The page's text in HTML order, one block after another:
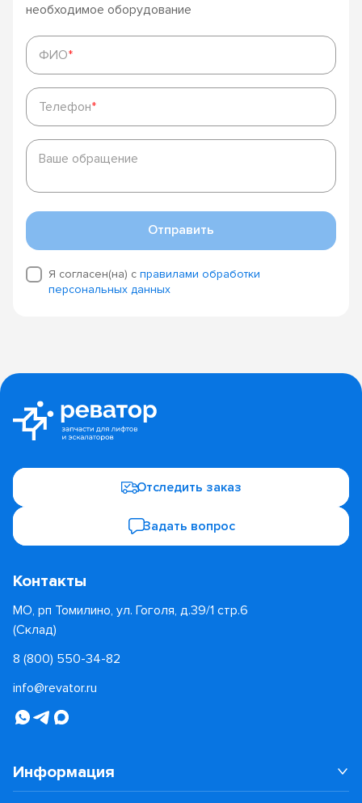
необходимое оборудование
ФИО*
ФИО*
Телефон*
Телефон*
Ваше
обращение
Ваше обращение
Отправить
Я согласен(на) с правилами обработки
персональных данных
Отследить заказ
Задать вопрос
Контакты
МО, рп Томилино, ул. Гоголя, д.39/1 стр.6
(Склад)
8 (800) 550-34-82
info@revator.ru
Информация